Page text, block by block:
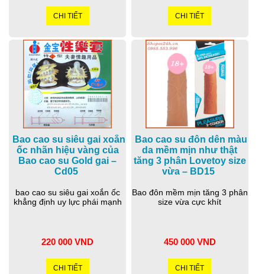
CHI TIẾT CHI TIẾT
Bao cao su siêu gai xoắn
ốc nhãn hiệu vàng của
Bao cao su Gold gai –
Cd05
bao cao su siêu gai xoắn ốc
khẳng định uy lực phái mạnh
220 000 VND
CHI TIẾT
Bao cao su đôn dên màu
da mềm mịn như thật
tăng 3 phân Lovetoy size
vừa – BD15
Bao đôn mềm mịn tăng 3 phân
size vừa cực khít
450 000 VND
CHI TIẾT